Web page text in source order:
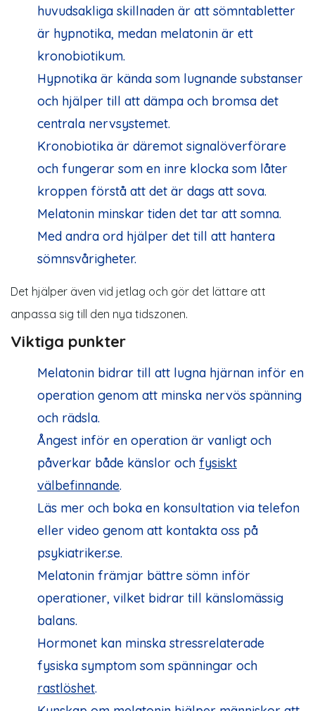
huvudsakliga skillnaden är att sömntabletter
är hypnotika, medan melatonin är ett
kronobiotikum.
Hypnotika är kända som lugnande substanser
och hjälper till att dämpa och bromsa det
centrala nervsystemet.
Kronobiotika är däremot signalöverförare
och fungerar som en inre klocka som låter
kroppen förstå att det är dags att sova.
Melatonin minskar tiden det tar att somna.
Med andra ord hjälper det till att hantera
sömnsvårigheter.
Det hjälper även vid jetlag och gör det lättare att
anpassa sig till den nya tidszonen.
Viktiga punkter
Melatonin bidrar till att lugna hjärnan inför en
operation genom att minska nervös spänning
och rädsla.
Ångest inför en operation är vanligt och
påverkar både känslor och fysiskt
välbefinnande.
Läs mer och boka en konsultation via telefon
eller video genom att kontakta oss på
psykiatriker.se.
Melatonin främjar bättre sömn inför
operationer, vilket bidrar till känslomässig
balans.
Hormonet kan minska stressrelaterade
fysiska symptom som spänningar och
rastlöshet.